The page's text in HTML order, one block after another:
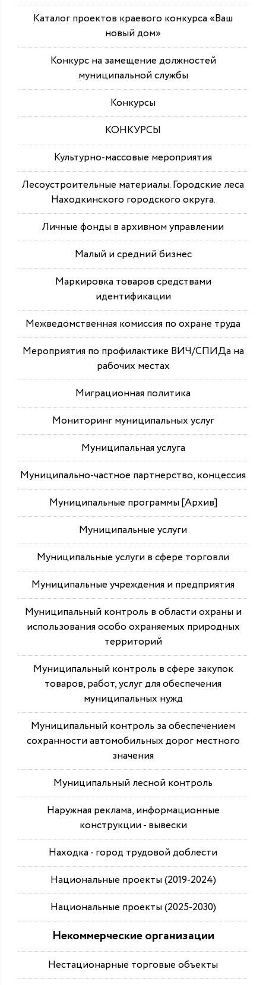
Каталог проектов краевого конкурса «Ваш
новый дом»
Конкурс на замещение должностей
муниципальной службы
Конкурсы
КОНКУРСЫ
Культурно-массовые мероприятия
Лесоустроительные материалы. Городские леса
Находкинского городского округа.
Личные фонды в архивном управлении
Малый и средний бизнес
Маркировка товаров средствами
идентификации
Межведомственная комиссия по охране труда
Мероприятия по профилактике ВИЧ/СПИДа на
рабочих местах
Миграционная политика
Мониторинг муниципальных услуг
Муниципальная услуга
Муниципально-частное партнерство, концессия
Муниципальные программы [Архив]
Муниципальные услуги
Муниципальные услуги в сфере торговли
Муниципальные учреждения и предприятия
Муниципальный контроль в области охраны и
использования особо охраняемых природных
территорий
Муниципальный контроль в сфере закупок
товаров, работ, услуг для обеспечения
муниципальных нужд
Муниципальный контроль за обеспечением
сохранности автомобильных дорог местного
значения
Муниципальный лесной контроль
Наружная реклама, информационные
конструкции - вывески
Находка - город трудовой доблести
Национальные проекты (2019-2024)
Национальные проекты (2025-2030)
Некоммерческие организации
Нестационарные торговые объекты